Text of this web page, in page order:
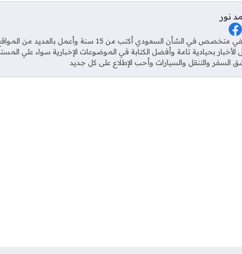
نور
Social
صحفي متخصص في الشأن السعودي أكتب من 15 سنة
الأخبار بحيادية تامة وأفضل الكتابة في الموضوعات الإخبارية سواء علي
السفر والتنقل والسيارات وأحب الإطلاع على كل جديد